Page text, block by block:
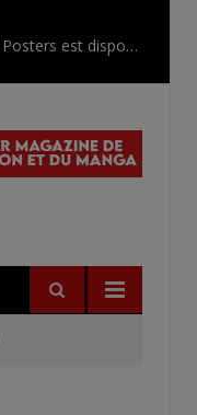
L’AnimeLand Hors-Série – Spécial Posters est disponible !